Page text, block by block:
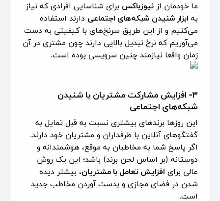
ما خودمان از نیوزباکس برای شناسایی افرادی که نیاز
به ابزار شنیدن شبکه‌های اجتماعی دارند استفاده
می‌کنیم و از این طریق سرنخ‌های با کیفیتی به دست
می‌آوریم که نرخ تبدیل بالایی دارند چون مشتری در آن
زمان واقعا نیازمند چنین سرویسی بوده است.
۳- افزایش مشارکت مشتریان با شنیدن
شبکه‌های اجتماعی
این روزها برندهای بیشتری نسبت به قبل تمایل به
گفتگوهای آنلاین با طرفداران و مشتریان خود دارند.
اگر پاسخ شما به مخاطبان به موقع، هوشمندانه و
دوستانه (بر اساس لحن برند) باشد؛ این یک روش
عالی برای افزایش تعامل با مشتریان، بیشتر دیده
شدن در فضای مجازی و بدست آوردن مخاطب جدید
است.